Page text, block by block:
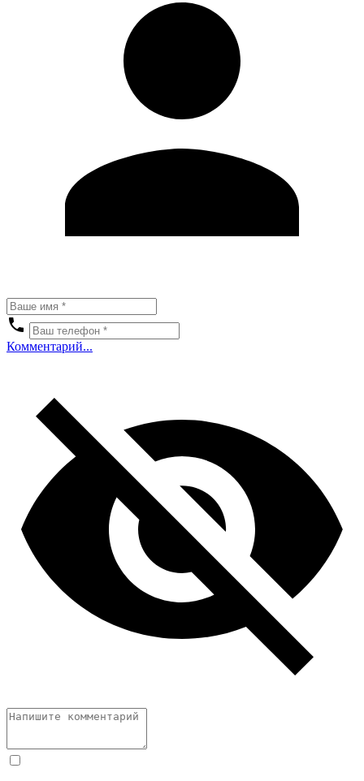
Комментарий...